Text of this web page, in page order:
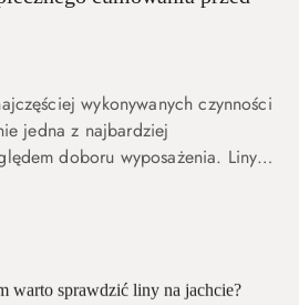
wykonywanych czynności
jedna z najbardziej
doboru wyposażenia. Liny
Na a...